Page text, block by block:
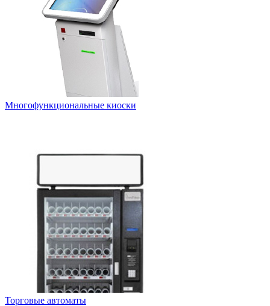
Многофункциональные киоски
Торговые автоматы